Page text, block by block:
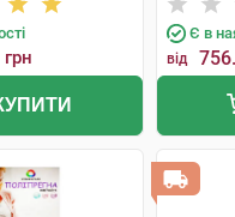
грн
Є в
від